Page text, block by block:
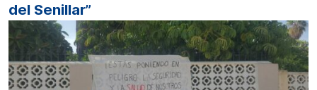
del Senillar”